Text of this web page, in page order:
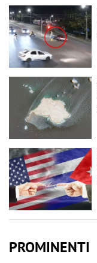
PROMINENTI